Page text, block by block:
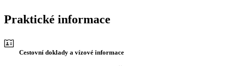
Praktické informace
Cestovní doklady a vízové informace